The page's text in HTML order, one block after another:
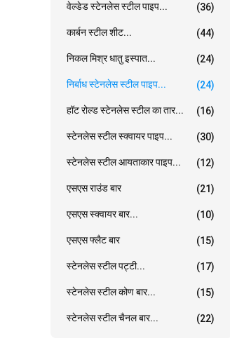
वेल्डेड स्टेनलेस स्टील पाइप... (36)
कार्बन स्टील शीट... (44)
निकल मिश्र धातु इस्पात... (24)
निर्बाध स्टेनलेस स्टील पाइप... (24)
हॉट रोल्ड स्टेनलेस स्टील का तार... (16)
स्टेनलेस स्टील स्क्वायर पाइप... (30)
स्टेनलेस स्टील आयताकार पाइप... (12)
एसएस राउंड बार (21)
एसएस स्क्वायर बार... (10)
एसएस फ्लैट बार (15)
स्टेनलेस स्टील पट्टी... (17)
स्टेनलेस स्टील कोण बार... (15)
स्टेनलेस स्टील चैनल बार... (22)